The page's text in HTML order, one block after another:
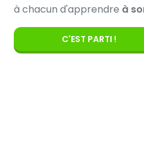
à chacun d'apprendre à
C'EST PARTI !